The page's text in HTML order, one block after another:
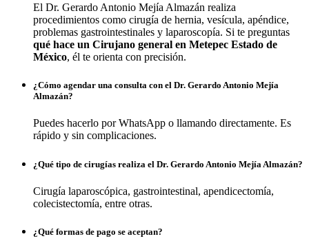
El Dr. Gerardo Antonio Mejía Almazán realiza
procedimientos como cirugía de hernia, vesícula, apéndice,
problemas gastrointestinales y laparoscopía. Si te preguntas
qué hace un Cirujano general en Metepec Estado de
México, él te orienta con precisión.
¿Cómo agendar una consulta con el Dr. Gerardo Antonio Mejía
Almazán?
Puedes hacerlo por WhatsApp o llamando directamente. Es
rápido y sin complicaciones.
¿Qué tipo de cirugías realiza el Dr. Gerardo Antonio Mejía Almazán?
Cirugía laparoscópica, gastrointestinal, apendicectomía,
colecistectomía, entre otras.
¿Qué formas de pago se aceptan?